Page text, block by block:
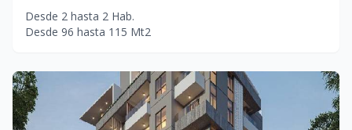
Desde 2 hasta 2 Hab.
Desde 96 hasta 115 Mt2